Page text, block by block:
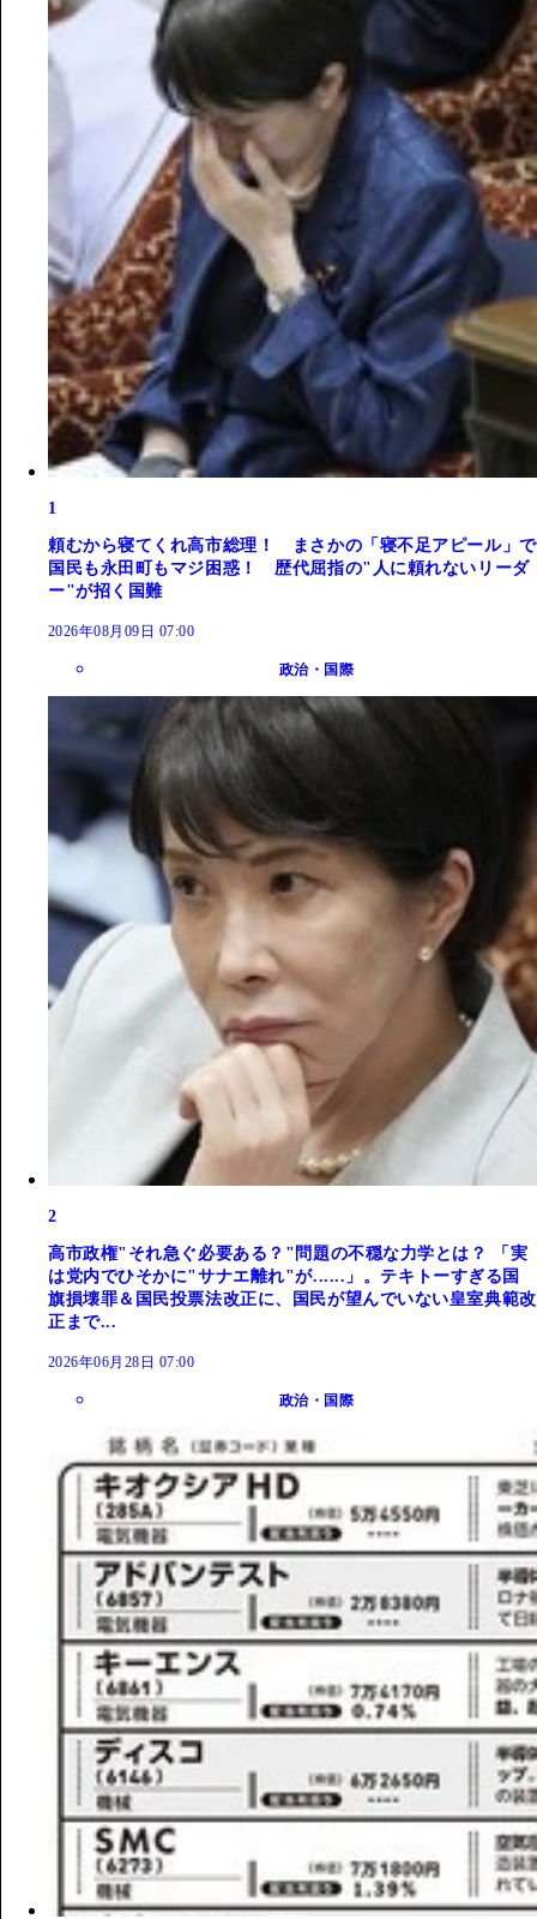
1
頼むから寝てくれ高市総理！ まさかの「寝不足アピール」で
国民も永田町もマジ困惑！ 歴代屈指の"人に頼れないリーダ
ー"が招く国難
2026年08月09日 07:00
政治・国際
2
高市政権"それ急ぐ必要ある？"問題の不穏な力学とは？ 「実
は党内でひそかに"サナエ離れ"が......」。テキトーすぎる国
旗損壊罪＆国民投票法改正に、国民が望んでいない皇室典範改
正まで...
2026年06月28日 07:00
政治・国際